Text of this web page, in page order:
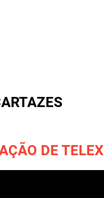
DE TELEX
BUSCA